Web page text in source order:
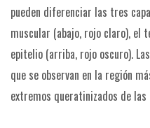
pueden diferenciar las tres
muscular (abajo, rojo claro), el
epitelio (arriba, rojo oscuro).
que se observan en la región
extremos queratinizados de